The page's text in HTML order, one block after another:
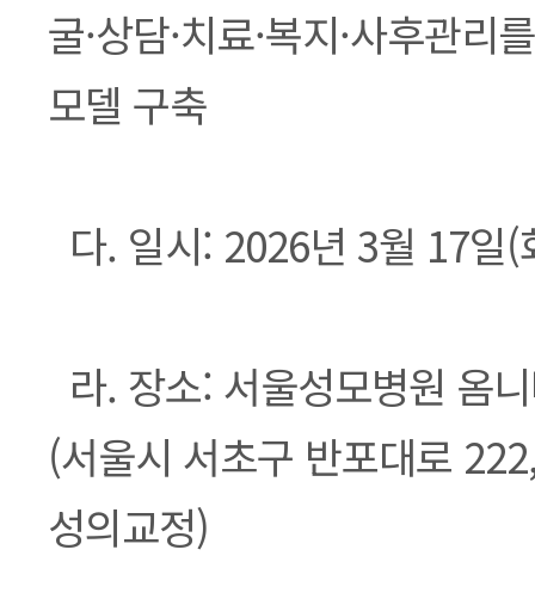
굴·상담·치료·복지·사후관리
모델 구축
다. 일시: 2026년 3월 17일
라. 장소: 서울성모병원 옴
(서울시 서초구 반포대로
성의교정)